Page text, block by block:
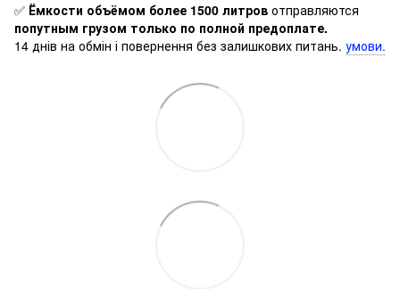
✅ Ёмкости объёмом более 1500 литров отправляются
попутным грузом только по полной предоплате.
14 днів на обмін і повернення без залишкових питань. умови.